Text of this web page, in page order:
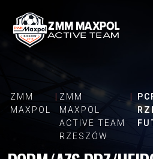
ZMM
MAXPOL
ZMM
MAXPOL
ACTIVE TEAM
RZESZÓW